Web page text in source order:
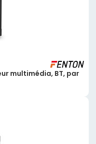
multimédia, BT, par